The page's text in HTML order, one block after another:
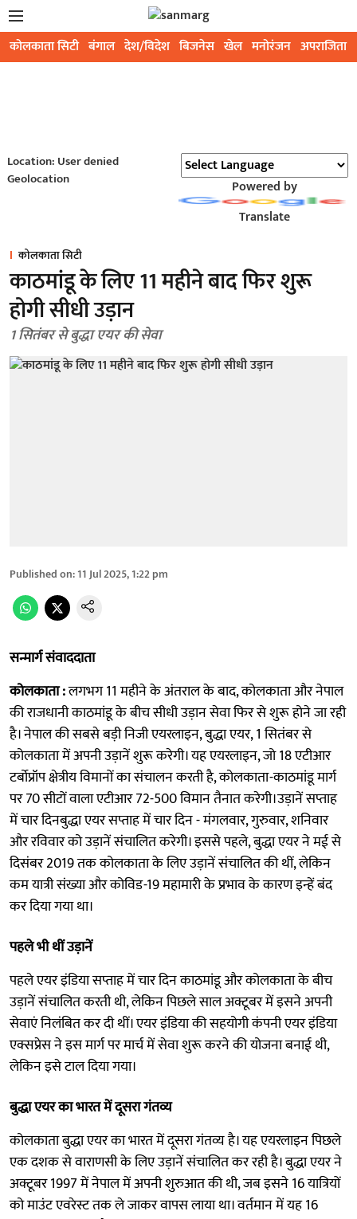
कोलकाता सिटी बंगाल देश/विदेश बिजनेस खेल मनोरंजन अपराजिता
Location: User denied
Geolocation
Powered by
Translate
कोलकाता सिटी
काठमांडू के लिए 11 महीने बाद फिर शुरू
होगी सीधी उड़ान
1 सितंबर से बुद्धा एयर की सेवा
Published on:11 Jul 2025, 1:22 pm
सन्मार्ग संवाददाता
कोलकाता :लगभग 11 महीने के अंतराल के बाद, कोलकाता और नेपाल
की राजधानी काठमांडू के बीच सीधी उड़ान सेवा फिर से शुरू होने जा रही
है। नेपाल की सबसे बड़ी निजी एयरलाइन, बुद्धा एयर, 1 सितंबर से
कोलकाता में अपनी उड़ानें शुरू करेगी। यह एयरलाइन, जो 18 एटीआर
टर्बोप्रॉप क्षेत्रीय विमानों का संचालन करती है, कोलकाता-काठमांडू मार्ग
पर 70 सीटों वाला एटीआर 72-500 विमान तैनात करेगी।उड़ानें सप्ताह
में चार दिनबुद्धा एयर सप्ताह में चार दिन - मंगलवार, गुरुवार, शनिवार
और रविवार को उड़ानें संचालित करेगी। इससे पहले, बुद्धा एयर ने मई से
दिसंबर 2019 तक कोलकाता के लिए उड़ानें संचालित की थीं, लेकिन
कम यात्री संख्या और कोविड-19 महामारी के प्रभाव के कारण इन्हें बंद
कर दिया गया था।
पहले भी थीं उड़ानें
पहले एयर इंडिया सप्ताह में चार दिन काठमांडू और कोलकाता के बीच
उड़ानें संचालित करती थी, लेकिन पिछले साल अक्टूबर में इसने अपनी
सेवाएं निलंबित कर दी थीं। एयर इंडिया की सहयोगी कंपनी एयर इंडिया
एक्सप्रेस ने इस मार्ग पर मार्च में सेवा शुरू करने की योजना बनाई थी,
लेकिन इसे टाल दिया गया।
बुद्धा एयर का भारत में दूसरा गंतव्य
कोलकाता बुद्धा एयर का भारत में दूसरा गंतव्य है। यह एयरलाइन पिछले
एक दशक से वाराणसी के लिए उड़ानें संचालित कर रही है। बुद्धा एयर ने
अक्टूबर 1997 में नेपाल में अपनी शुरुआत की थी, जब इसने 16 यात्रियों
को माउंट एवरेस्ट तक ले जाकर वापस लाया था। वर्तमान में यह 16